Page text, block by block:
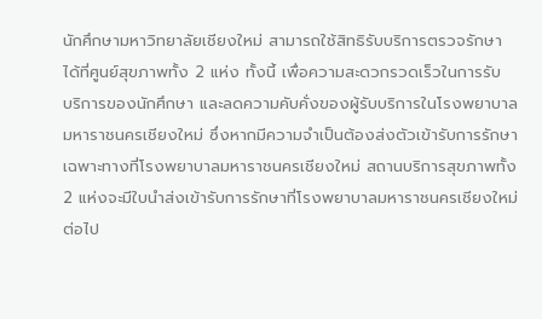
นักศึกษามหาวิทยาลัยเชียงใหม่ สามารถใช้สิทธิรับบริการตรวจรักษา
ได้ที่ศูนย์สุขภาพทั้ง 2 แห่ง ทั้งนี้ เพื่อความสะดวกรวดเร็วในการรับ
บริการของนักศึกษา และลดความคับคั่งของผู้รับบริการในโรงพยาบาล
มหาราชนครเชียงใหม่ ซึ่งหากมีความจำเป็นต้องส่งตัวเข้ารับการรักษา
เฉพาะทางที่โรงพยาบาลมหาราชนครเชียงใหม่ สถานบริการสุขภาพทั้ง
2 แห่งจะมีใบนำส่งเข้ารับการรักษาที่โรงพยาบาลมหาราชนครเชียงใหม่
ต่อไป